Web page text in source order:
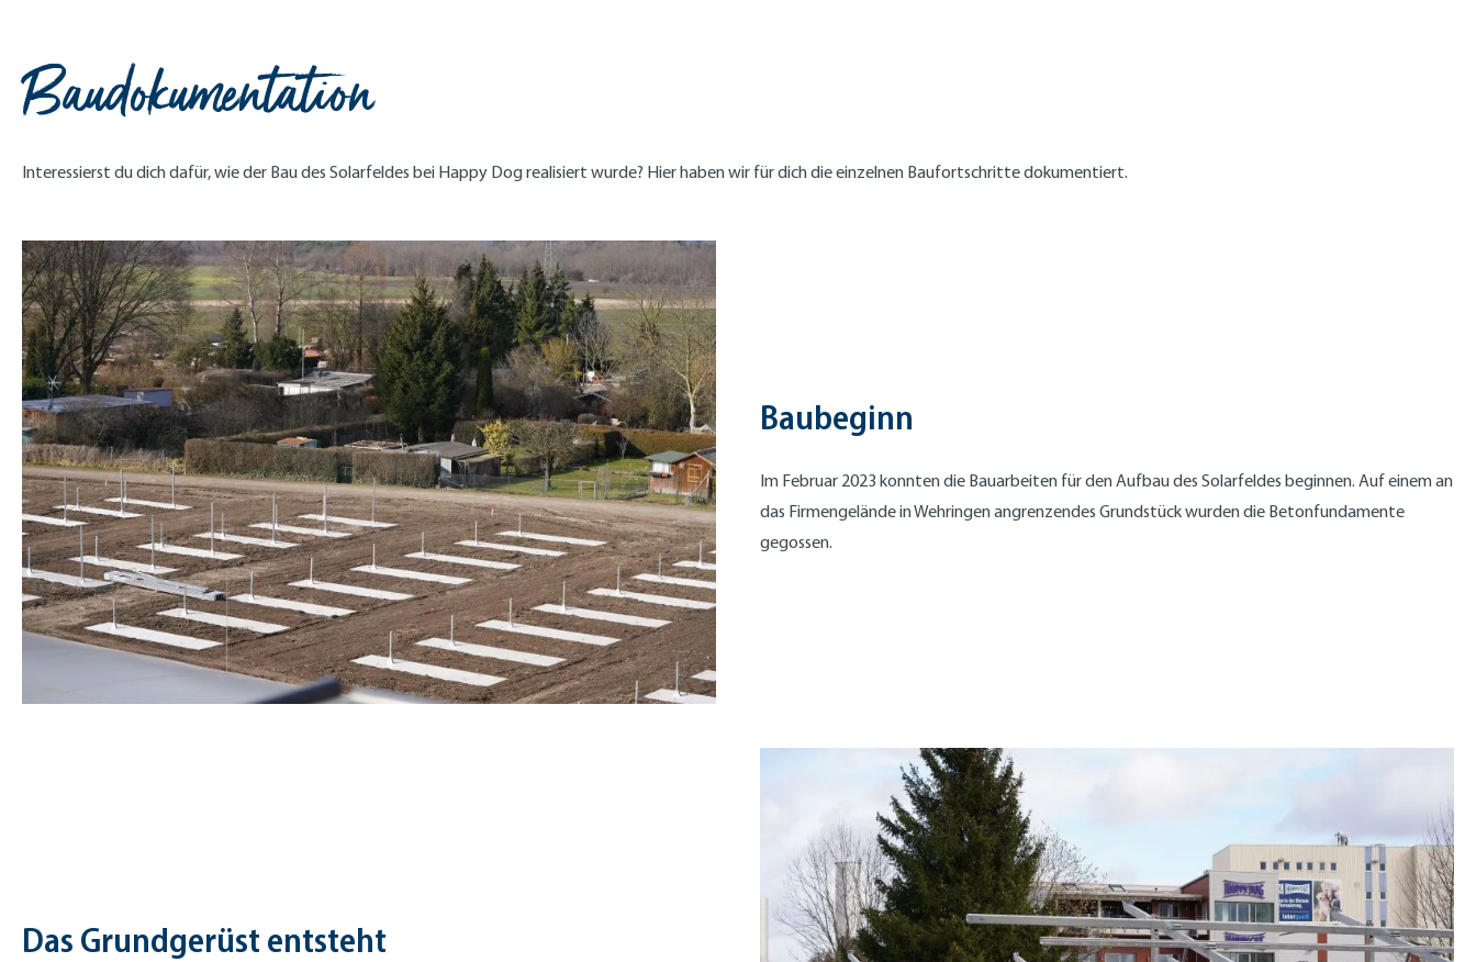
Baudokumentation
Interessierst du dich dafür, wie der Bau des Solarfeldes bei Happy Dog realisiert wurde? Hier haben wir für dich die einzelnen Baufortschritte dokumentiert.
Baubeginn
Im Februar 2023 konnten die Bauarbeiten für den Aufbau des Solarfeldes beginnen. Auf einem an
das Firmengelände in Wehringen angrenzendes Grundstück wurden die Betonfundamente
gegossen.
Das Grundgerüst entsteht